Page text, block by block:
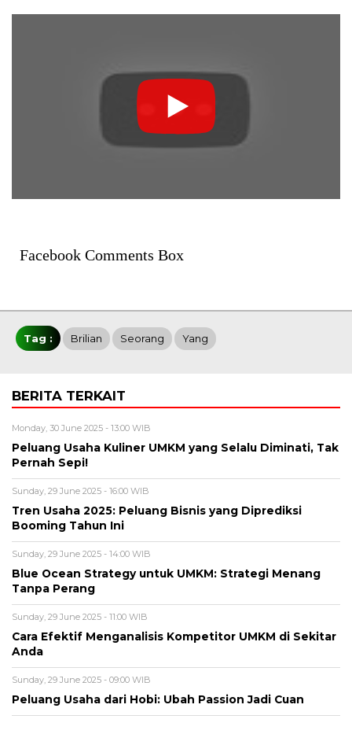
Facebook Comments Box
Tag : Brilian Seorang Yang
BERITA TERKAIT
Monday, 30 June 2025 - 13:00 WIB
Peluang Usaha Kuliner UMKM yang Selalu Diminati, Tak
Pernah Sepi!
Sunday, 29 June 2025 - 16:00 WIB
Tren Usaha 2025: Peluang Bisnis yang Diprediksi
Booming Tahun Ini
Sunday, 29 June 2025 - 14:00 WIB
Blue Ocean Strategy untuk UMKM: Strategi Menang
Tanpa Perang
Sunday, 29 June 2025 - 11:00 WIB
Cara Efektif Menganalisis Kompetitor UMKM di Sekitar
Anda
Sunday, 29 June 2025 - 09:00 WIB
Peluang Usaha dari Hobi: Ubah Passion Jadi Cuan